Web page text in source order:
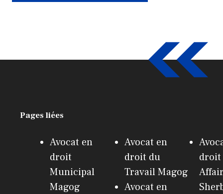
Pages liées
Avocat en
droit
Municipal
Magog
Avocat en
droit du
Travail Magog
Avocat en
droit